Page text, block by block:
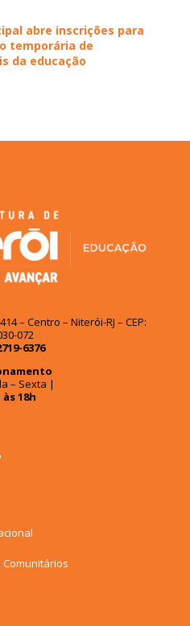
abre inscrições para
temporária de
da educação
– Centro – Niterói-RJ – CEP:
072
6376
– Sexta |
às 18h
Comunitários